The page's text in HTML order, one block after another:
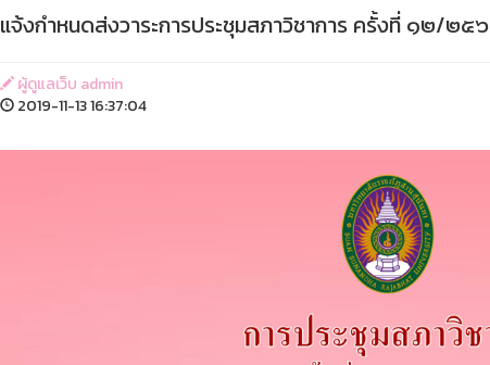
แจ้งกำหนดส่งวาระการประชุมสภาวิชาการ ครั้งที่ ๑๒/๒๕๖
ผู้ดูแลเว็บ admin
2019-11-13 16:37:04